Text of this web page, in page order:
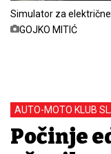
Simulator za
GOJKO MITIĆ
AUTO-MOTO KLUB
Počinje